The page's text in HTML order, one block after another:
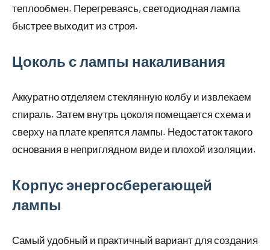
теплообмен. Перегреваясь, светодиодная лампа
быстрее выходит из строя.
Цоколь с лампы накаливания
Аккуратно отделяем стеклянную колбу и извлекаем
спираль. Затем внутрь цоколя помещается схема и
сверху на плате крепятся лампы. Недостаток такого
основания в неприглядном виде и плохой изоляции.
Корпус энергосберегающей
лампы
Самый удобный и практичный вариант для создания